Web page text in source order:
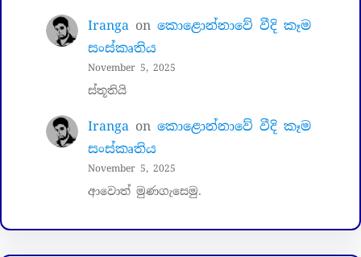
Iranga on කොළොන්නාවේ වීදි කෑම
සංස්කෘතිය
November 5, 2025
ස්තූතියි
Iranga on කොළොන්නාවේ වීදි කෑම
සංස්කෘතිය
November 5, 2025
ආවොත් මුණගැසෙමු.